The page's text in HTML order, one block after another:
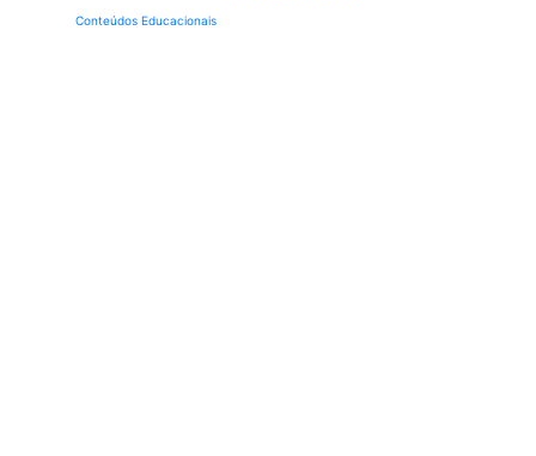
Conteúdos Educacionais